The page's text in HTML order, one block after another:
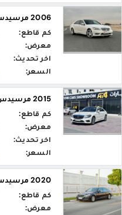
2006 مرسيدس بنز الفئه S 350
كم قاطع:
معرض:
اخر تحديث:
السعر:
2015 مرسيدس بنز الفئه S 500
كم قاطع:
معرض:
اخر تحديث:
السعر:
2020 مرسيدس بنز الفئه S 450
كم قاطع:
معرض: